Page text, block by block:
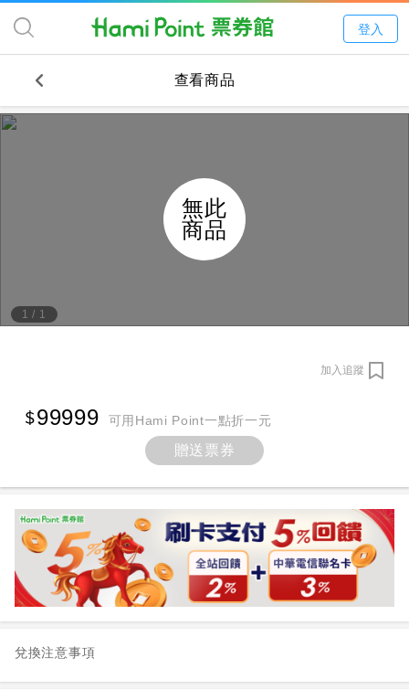
登入
查看商品
1 / 1
無此
商品
加入追蹤
99999 可用Hami Point一點折一元
贈送票券
兌換注意事項